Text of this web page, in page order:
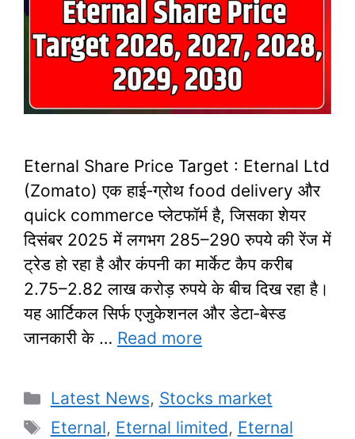
Eternal Share Price Target : Eternal Ltd
(Zomato) एक हाई‑ग्रोथ food delivery और
quick commerce प्लेटफॉर्म है, जिसका शेयर
दिसंबर 2025 में लगभग 285–290 रुपये की रेंज में
ट्रेड हो रहा है और कंपनी का मार्केट कैप करीब
2.75–2.82 लाख करोड़ रुपये के बीच दिख रहा है।
यह आर्टिकल सिर्फ एजुकेशनल और डेटा‑बेस्ड
जानकारी के … Read more
Categories
Latest News, Stocks market
Tags
Eternal, Eternal limited, Eternal